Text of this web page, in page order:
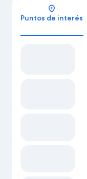
Puntos de interés